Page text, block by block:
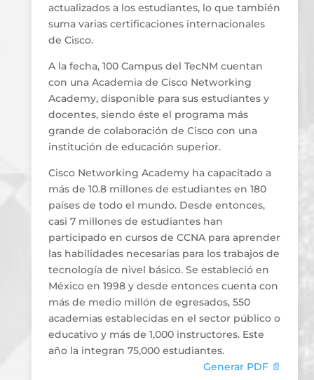
actualizados a los estudiantes, lo que también
suma varias certificaciones internacionales
de Cisco.
A la fecha, 100 Campus del TecNM cuentan
con una Academia de Cisco Networking
Academy, disponible para sus estudiantes y
docentes, siendo éste el programa más
grande de colaboración de Cisco con una
institución de educación superior.
Cisco Networking Academy ha capacitado a
más de 10.8 millones de estudiantes en 180
países de todo el mundo. Desde entonces,
casi 7 millones de estudiantes han
participado en cursos de CCNA para aprender
las habilidades necesarias para los trabajos de
tecnología de nivel básico. Se estableció en
México en 1998 y desde entonces cuenta con
más de medio millón de egresados, 550
academias establecidas en el sector público o
educativo y más de 1,000 instructores. Este
año la integran 75,000 estudiantes.
Generar PDF 📄